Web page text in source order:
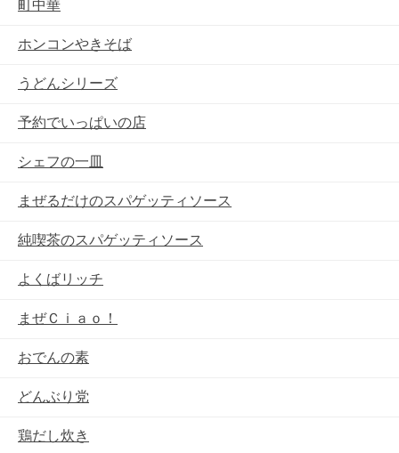
町中華
ホンコンやきそば
うどんシリーズ
予約でいっぱいの店
シェフの一皿
まぜるだけのスパゲッティソース
純喫茶のスパゲッティソース
よくばリッチ
まぜＣｉａｏ！
おでんの素
どんぶり党
鶏だし炊き